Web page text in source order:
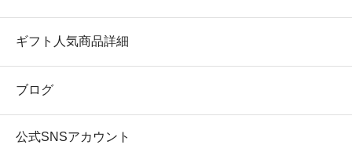
ギフト人気商品詳細
ブログ
公式SNSアカウント